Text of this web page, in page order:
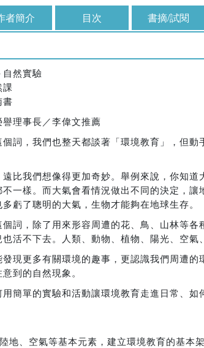
者簡介 目次 書摘/試閱
然實驗
書
理事長／李偉文推薦
詞，我們也整天都談著「環境教育」，但
比我們想像得更加奇妙。舉例來說，你知
一樣。而大氣會看情況做出不同的決定，
虧了聰明的大氣，生物才能夠在地球生存。
詞，除了用來形容周遭的花、鳥、山林等
活不下去。人類、動物、植物、陽光、空氣
現更多有關環境的趣事，更認識我們周遭
到的自然現象。
簡單的實驗和活動讓環境教育走進日常、
、空氣等基本元素，建立環境教育的基本